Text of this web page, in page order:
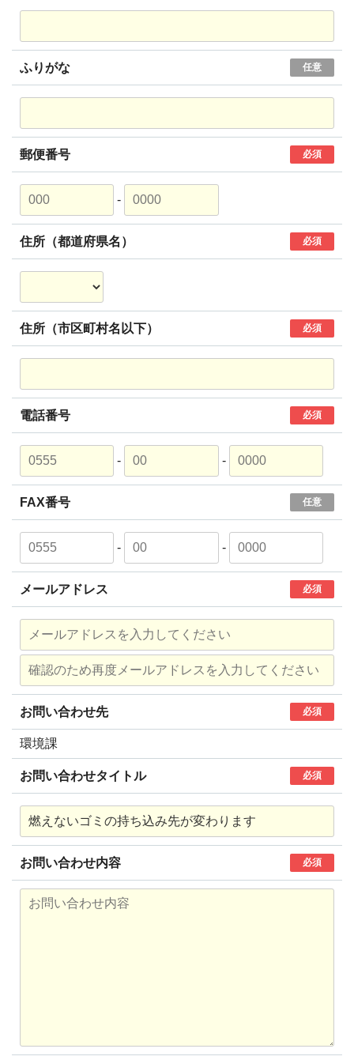
ふりがな 任意
郵便番号 必須
-
住所（都道府県名） 必須
住所（市区町村名以下） 必須
電話番号 必須
- -
FAX番号 任意
- -
メールアドレス 必須
お問い合わせ先 必須
環境課
お問い合わせタイトル 必須
お問い合わせ内容 必須